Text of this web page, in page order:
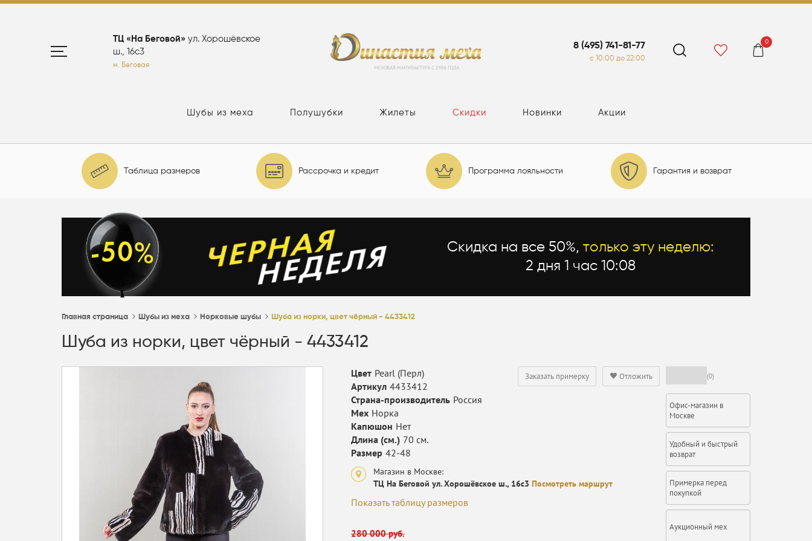
ТЦ «На Беговой» ул. Хорошёвское
ш., 16с3
м. Беговая
8 (495) 741-81-77
c 10:00 до 22:00
0
Шубы из меха Полушубки Жилеты Скидки Новинки Акции
Таблица размеров Рассрочка и кредит Программа лояльности Гарантия и возврат
Скидка на все 50%, только эту неделю:
2 дня 1 час 10:07
Главная страница Шубы из меха Норковые шубы Шуба из норки, цвет чёрный - 4433412
Шуба из норки, цвет чёрный - 4433412
(0)
Офис-магазин в
Москве
Удобный и быстрый
возврат
Примерка перед
покупкой
Аукционный мех
Отложить
Заказать примерку
Цвет Pearl (Перл)
Артикул 4433412
Страна-производитель Россия
Мех Норка
Капюшон Нет
Длина (см.) 70 см.
Размер 42-48
Магазин в Москве:
ТЦ На Беговой ул. Хорошёвское ш., 16с3 Посмотреть маршрут
Показать таблицу размеров
280 000 руб.